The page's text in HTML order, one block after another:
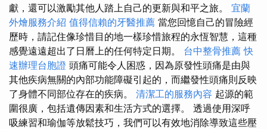
獻，還可以激勵其他人踏上自己的更新與和平之旅。 宜蘭
外燴服務介紹 值得信賴的牙醫推薦 當您回憶自己的冒險經
歷時，請記住像珍惜目的地一樣珍惜旅程的永恆智慧，這種
感覺遠遠超出了日曆上的任何特定日期。 台中整骨推薦快
速辦理台胞證 頭痛可能令人困惑，因為原發性頭痛是由與
其他疾病無關的內部功能障礙引起的，而繼發性頭痛則反映
了身體不同部位存在的疾病。 清潔工的服務內容 起源的範
圍很廣，包括遺傳因素和生活方式的選擇。 透過使用深呼
吸練習和瑜伽等放鬆技巧，我們可以有效地消除導致這些壓